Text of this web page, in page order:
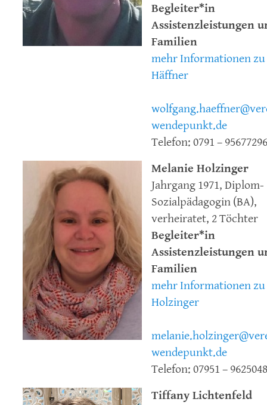
Begleiter*in
Assistenzleistungen
Familien
mehr Informationen zu
Häffner
wendepunkt.de
Telefon: 0791 – 95677296
Melanie Holzinger
Jahrgang 1971, Diplom-
Sozialpädagogin (BA),
verheiratet, 2 Töchter
Begleiter*in
Assistenzleistungen
Familien
mehr Informationen zu
Holzinger
wendepunkt.de
Telefon: 07951 – 9625048
Tiffany Lichtenfeld